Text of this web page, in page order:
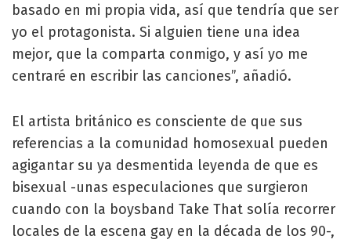
basado en mi propia vida, así que tendría que ser
yo el protagonista. Si alguien tiene una idea
mejor, que la comparta conmigo, y así yo me
centraré en escribir las canciones”, añadió.
El artista británico es consciente de que sus
referencias a la comunidad homosexual pueden
agigantar su ya desmentida leyenda de que es
bisexual -unas especulaciones que surgieron
cuando con la boysband Take That solía recorrer
locales de la escena gay en la década de los 90-,